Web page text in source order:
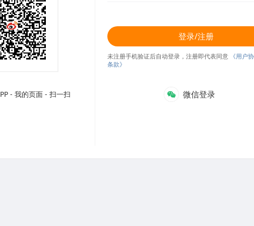
- 我的页面 - 扫一扫
登录/注册
未注册手机验证后自动登录，注册即代表同意 《用户
条款》
微信登录